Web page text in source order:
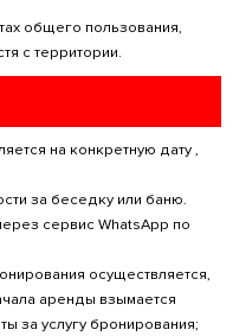
вред флоре,
об
N 195-ФЗ
в